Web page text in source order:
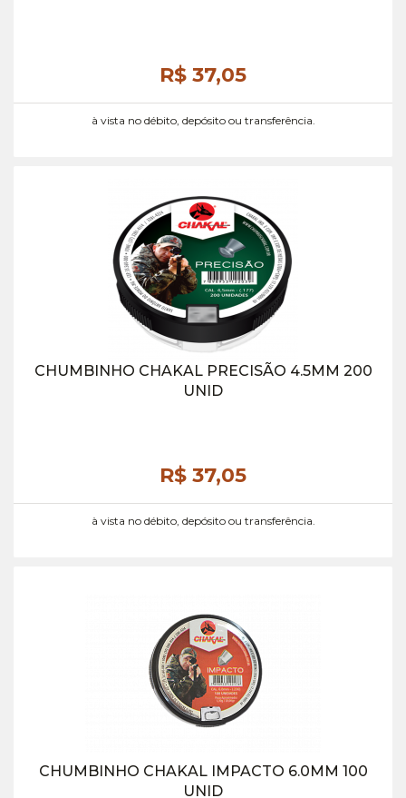
R$ 37,05
à vista no débito, depósito ou transferência.
CHUMBINHO CHAKAL PRECISÃO 4.5MM 200
UNID
R$ 37,05
à vista no débito, depósito ou transferência.
CHUMBINHO CHAKAL IMPACTO 6.0MM 100
UNID